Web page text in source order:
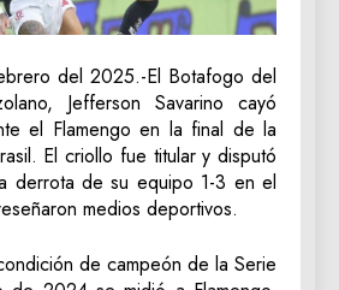
del 2025.-El Botafogo del
Jefferson Savarino cayó
el Flamengo en la final de la
El criollo fue titular y disputó
derrota de su equipo 1-3 en el
medios deportivos.
de campeón de la Serie